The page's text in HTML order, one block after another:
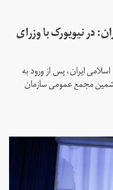
در نیویورک با وزرای
ایران، پس از ورود به
مجمع عمومی سازمان